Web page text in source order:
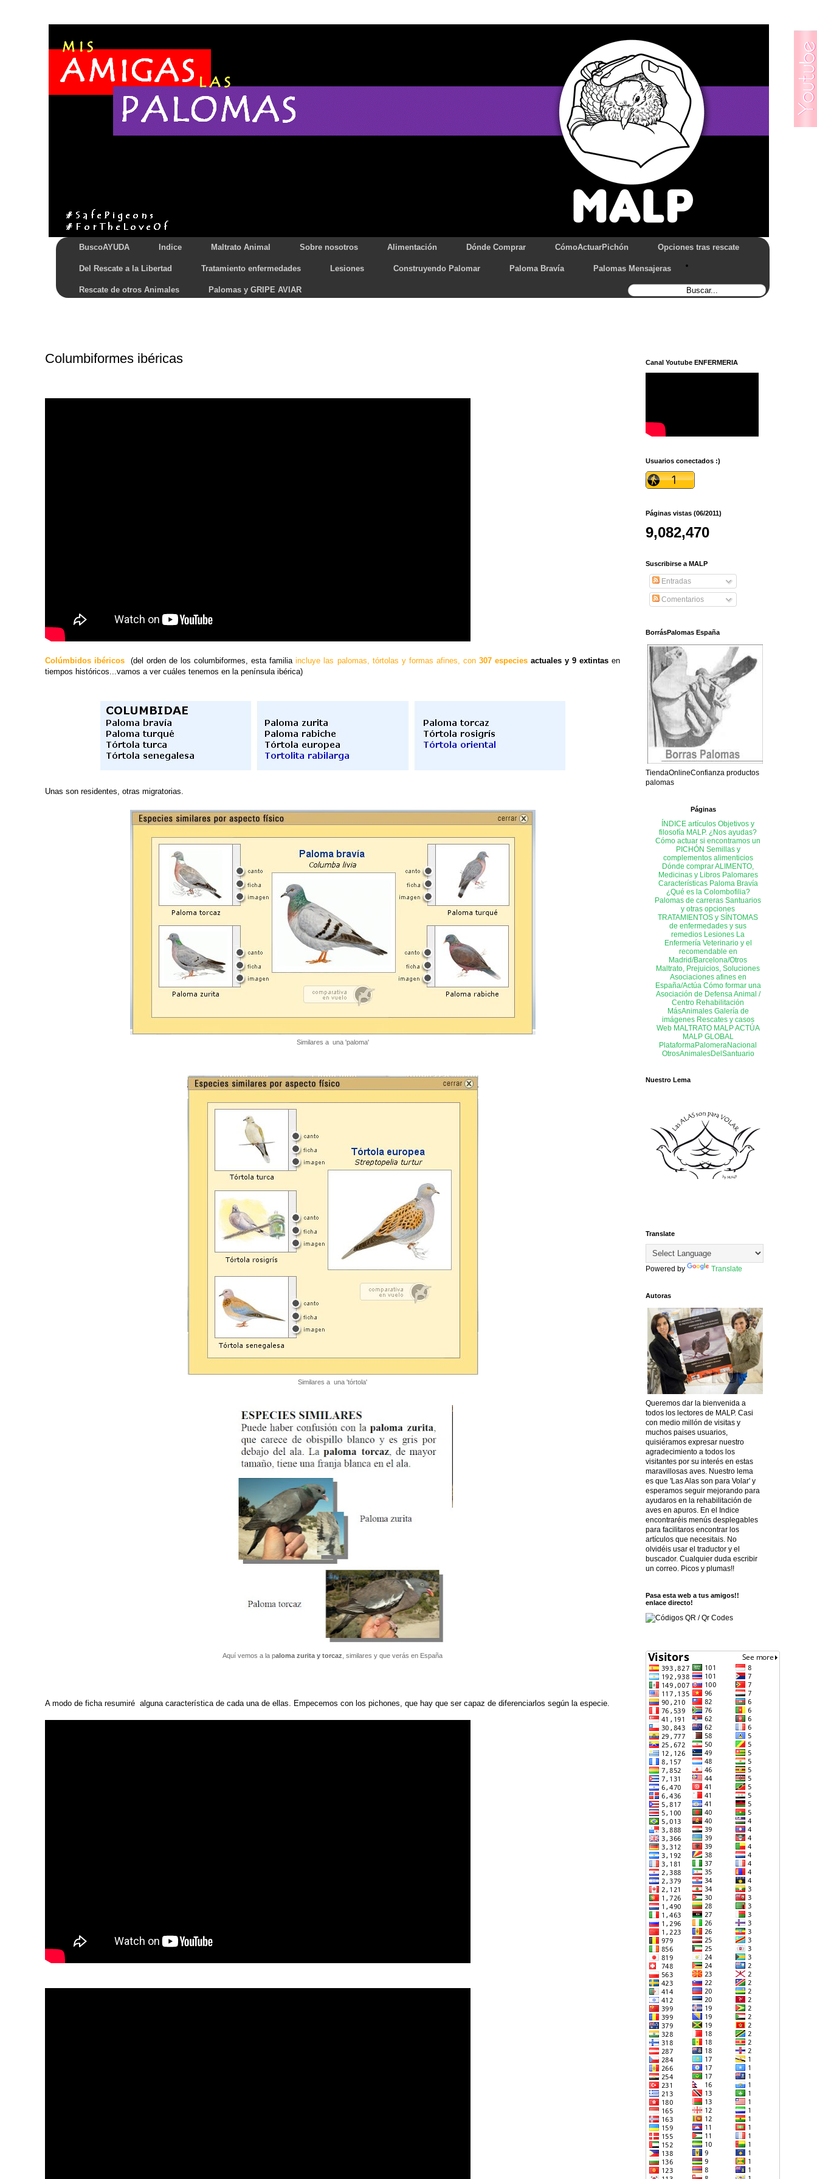
BuscoAYUDA Indice Maltrato Animal Sobre nosotros Alimentación Dónde Comprar CómoActuarPichón Opciones tras rescate
Del Rescate a la Libertad Tratamiento enfermedades Lesiones Construyendo Palomar Paloma Bravía Palomas Mensajeras
Rescate de otros Animales Palomas y GRIPE AVIAR
Columbiformes ibéricas
Colúmbidos ibéricos (del orden de los columbiformes, esta familiaincluye las palomas, tórtolas y formas afines, con 307 especies actuales y 9 extintas en
tiempos históricos...vamos a ver cuáles tenemos en la península ibérica)
Unas son residentes, otras migratorias.
Similares a una 'paloma'
Similares a una 'tórtola'
Aquí vemos a la paloma zurita y torcaz , similares y que verás en España
A modo de ficha resumiré alguna característica de cada una de ellas. Empecemos con los pichones, que hay que ser capaz de diferenciarlos según la especie.
Canal Youtube ENFERMERIA
Usuarios conectados :)
Páginas vistas (06/2011)
9,082,470
Suscribirse a MALP
Entradas
Comentarios
BorrásPalomas España
TiendaOnlineConfianza productos
palomas
Páginas
ÍNDICE artículos Objetivos y
filosofía MALP. ¿Nos ayudas?
Cómo actuar si encontramos un
PICHÓN Semillas y
complementos alimenticios
Dónde comprar ALIMENTO,
Medicinas y Libros Palomares
Características Paloma Bravía
¿Qué es la Colombofilia?
Palomas de carreras Santuarios
y otras opciones
TRATAMIENTOS y SÍNTOMAS
de enfermedades y sus
remedios Lesiones La
Enfermería Veterinario y el
recomendable en
Madrid/Barcelona/Otros
Maltrato, Prejuicios, Soluciones
Asociaciones afines en
España/Actúa Cómo formar una
Asociación de Defensa Animal /
Centro Rehabilitación
MásAnimales Galería de
imágenes Rescates y casos
Web MALTRATO MALP ACTÚA
MALP GLOBAL
PlataformaPalomeraNacional
OtrosAnimalesDelSantuario
Nuestro Lema
Translate
Powered by Translate
Autoras
Queremos dar la bienvenida a
todos los lectores de MALP. Casi
con medio millón de visitas y
muchos paises usuarios,
quisiéramos expresar nuestro
agradecimiento a todos los
visitantes por su interés en estas
maravillosas aves. Nuestro lema
es que 'Las Alas son para Volar' y
esperamos seguir mejorando para
ayudaros en la rehabilitación de
aves en apuros. En el Indice
encontraréis menús desplegables
para facilitaros encontrar los
artículos que necesitais. No
olvidéis usar el traductor y el
buscador. Cualquier duda escribir
un correo. Picos y plumas!!
Pasa esta web a tus amigos!!
enlace directo!